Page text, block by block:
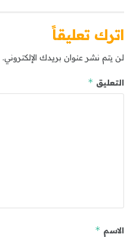
اترك تعليقاً
لن يتم نشر عنوان بريدك الإلكتروني.
التعليق *
الاسم *